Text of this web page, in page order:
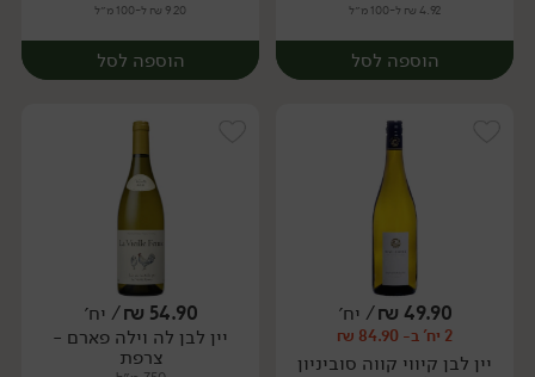
4.92 ₪ ל-100 מ״ל
הוספה לסל
יח׳
9.20 ₪ ל-100 מ״ל
הוספה לסל
יח׳
49.90
₪/ יח׳
2 יח' ב- 84.90 ₪
יין לבן קיווי קווה סוביניון
54.90
₪/ יח׳
יין לבן לה וילה פארם -
צרפת